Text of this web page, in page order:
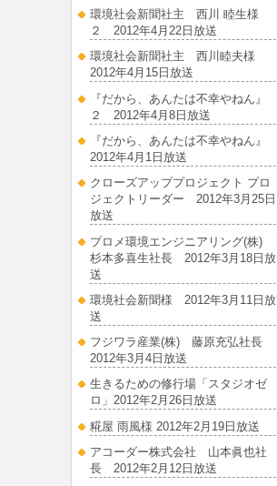
環境社会新聞社主 西川 睦生様
２ 2012年4月22日放送
環境社会新聞社主 西川睦夫様
2012年4月15日放送
『だから、あんたは不幸やねん』
２ 2012年4月8日放送
『だから、あんたは不幸やねん』
2012年4月1日放送
クローズアッププロジェクト プロ
ジェクトリーダー 2012年3月25日
放送
プロメ環境エンジニアリング(株)
杉本多喜生社長 2012年3月18日放
送
環境社会新聞様 2012年3月11日放
送
フジワラ産業(株) 藤原充弘社長
2012年3月4日放送
生きるための修行場「スタジオゼ
ロ」2012年2月26日放送
糀屋 雨風様 2012年2月19日放送
アコーダー株式会社 山本眞也社
長 2012年2月12日放送